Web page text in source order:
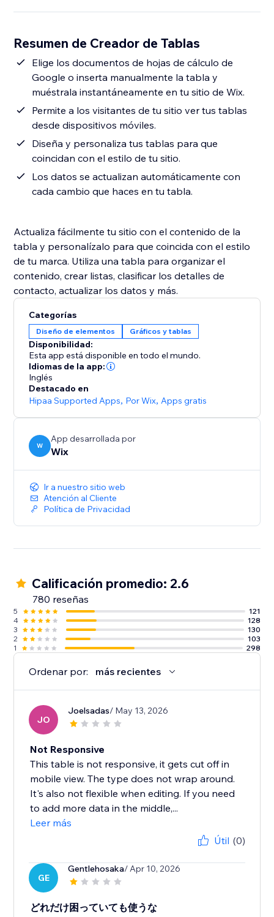
Resumen de Creador de Tablas
Elige los documentos de hojas de cálculo de
Google o inserta manualmente la tabla y
muéstrala instantáneamente en tu sitio de Wix.
Permite a los visitantes de tu sitio ver tus tablas
desde dispositivos móviles.
Diseña y personaliza tus tablas para que
coincidan con el estilo de tu sitio.
Los datos se actualizan automáticamente con
cada cambio que haces en tu tabla.
Actualiza fácilmente tu sitio con el contenido de la
tabla y personalízalo para que coincida con el estilo
de tu marca. Utiliza una tabla para organizar el
contenido, crear listas, clasificar los detalles de
contacto, actualizar los datos y más.
Categorías
Diseño de elementos Gráficos y tablas
Disponibilidad:
Esta app está disponible en todo el mundo.
Idiomas de la app:
Inglés
Destacado en
Hipaa Supported Apps, Por Wix, Apps gratis
W
App desarrollada por
Wix
Ir a nuestro sitio web
Atención al Cliente
Política de Privacidad
Calificación promedio: 2.6
780 reseñas
5
121
4
128
3
130
2
103
1
298
Ordenar por: más recientes
JO
Joelsadas/ May 13, 2026
Not Responsive
This table is not responsive, it gets cut off in
mobile view. The type does not wrap around.
It's also not flexible when editing. If you need
to add more data in the middle,...
Leer más
Útil (0)
GE
Gentlehosaka/ Apr 10, 2026
どれだけ困っていても使うな